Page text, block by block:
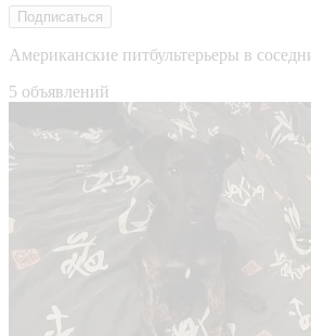
Подписаться
Американские питбультерьеры в
5 объявлений